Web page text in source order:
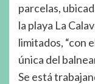
parcelas,
la playa La
limitados, “con
única del
Se está